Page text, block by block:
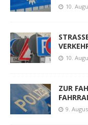
10.
10.
ZUR
9.